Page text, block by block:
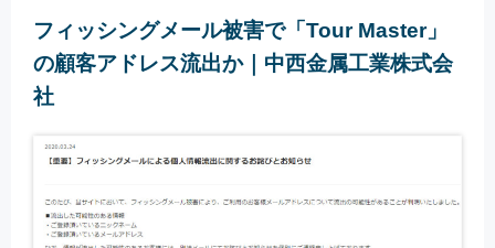
フィッシングメール被害で「Tour Master」
の顧客アドレス流出か｜中西金属工業株式会
社